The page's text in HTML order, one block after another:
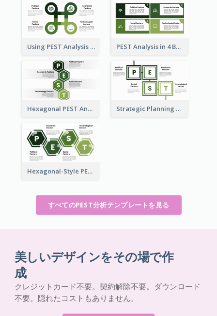
Using PEST Analysis for Business PEST Analysis in 4 Boxes
Hexagonal PEST Analysis Template Strategic Planning with PEST Analysis Template
Hexagonal-Style PEST Analysis for Infographic
すべてのPEST分析テンプレートを見る
美しいデザインをその場で作
成
クレジットカード不要。契約解除不要。ダウンロード
不要。隠れたコストもありません。